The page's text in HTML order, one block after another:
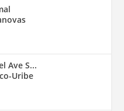
Ave S...
Uribe